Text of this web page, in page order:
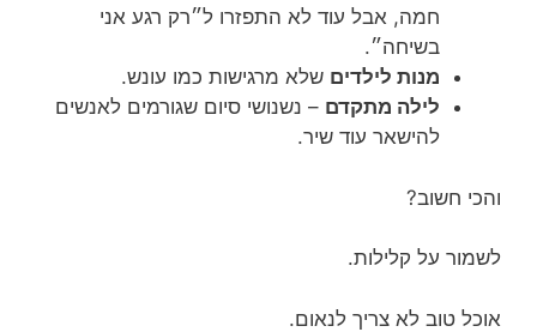
חמה, אבל עוד לא התפזרו ל״רק רגע אני
בשיחה״.
מנות לילדים שלא מרגישות כמו עונש.
לילה מתקדם – נשנושי סיום שגורמים לאנשים
להישאר עוד שיר.
והכי חשוב?
לשמור על קלילות.
אוכל טוב לא צריך לנאום.